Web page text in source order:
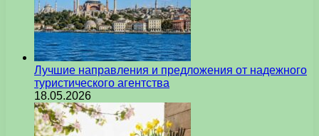
Лучшие направления и предложения от надежного
туристического агентства
18.05.2026